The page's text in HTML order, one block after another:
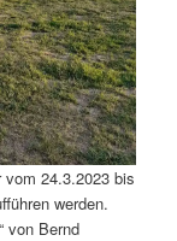
24.3.2023 bis
werden.
von Bernd